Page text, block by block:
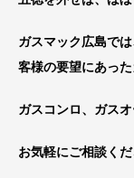
ガスマック広島で
客様の要望にあっ
ガスコンロ、ガス
お気軽にご相談く